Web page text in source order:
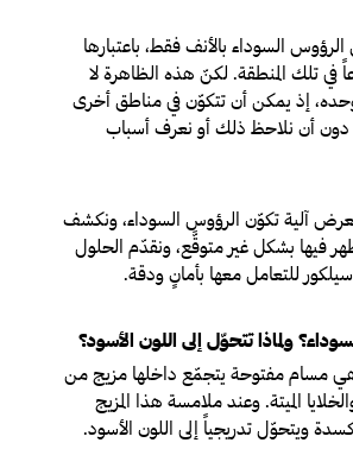
السوداء بالأنف فقط، باعتبارها
في تلك المنطقة. لكنّ هذه الظاهرة لا
إذ يمكن أن تتكوّن في مناطق أخرى
دون أن نلاحظ ذلك أو نعرف أسباب
آلية تكوّن الرؤوس السوداء، ونكشف
فيها بشكل غير متوقَّع، ونقدّم الحلول
سيلكور للتعامل معها بأمانٍ ودقة.
ولماذا تتحوّل إلى اللون الأسود؟
مسام مفتوحة يتجمّع داخلها مزيج من
الميتة. وعند ملامسة هذا المزيج
ويتحوّل تدريجياً إلى اللون الأسود.